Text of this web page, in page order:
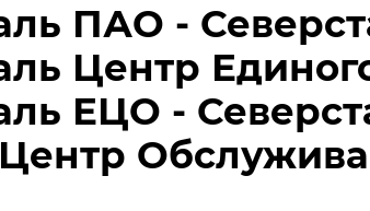
ПАО -
Центр
ЕЦО -